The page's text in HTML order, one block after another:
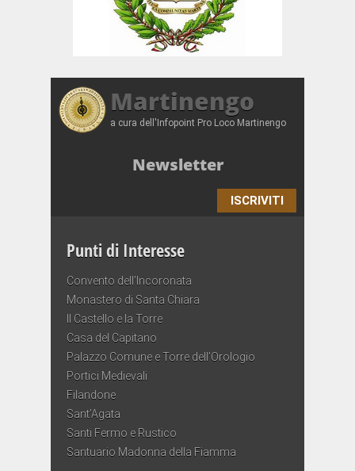
Martinengo
a cura dell'Infopoint Pro Loco Martinengo
Newsletter
ISCRIVITI
Punti di Interesse
Convento dell’Incoronata
Monastero di Santa Chiara
Il Castello e la Torre
Casa del Capitano
Palazzo Comune e Torre dell’Orologio
Portici Medievali
Filandone
Sant’Agata
Santi Fermo e Rustico
Santuario Madonna della Fiamma